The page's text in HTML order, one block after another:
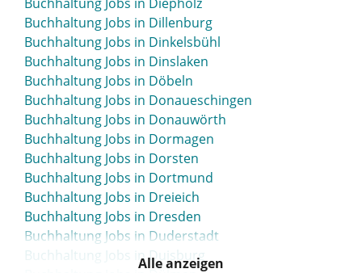
Buchhaltung Jobs in Blaustein
Buchhaltung Jobs in Bleicherode
Buchhaltung Jobs in Böblingen
Buchhaltung Jobs in Bocholt
Buchhaltung Jobs in Bochum
Buchhaltung Jobs in Boizenburg
Buchhaltung Jobs in Bonn
Buchhaltung Jobs in Bordesholm
Buchhaltung Jobs in Borken
Buchhaltung Jobs in Borna
Buchhaltung Jobs in Bottrop
Buchhaltung Jobs in Brake
Buchhaltung Jobs in Bramsche
Buchhaltung Jobs in Brandenburg
Buchhaltung Jobs in Dillenburg
Buchhaltung Jobs in Dinkelsbühl
Buchhaltung Jobs in Dinslaken
Buchhaltung Jobs in Döbeln
Buchhaltung Jobs in Donaueschingen
Buchhaltung Jobs in Donauwörth
Buchhaltung Jobs in Dormagen
Buchhaltung Jobs in Dorsten
Buchhaltung Jobs in Dortmund
Buchhaltung Jobs in Dreieich
Buchhaltung Jobs in Dresden
Buchhaltung Jobs in Duderstadt
Buchhaltung Jobs in Duisburg
Alle anzeigen